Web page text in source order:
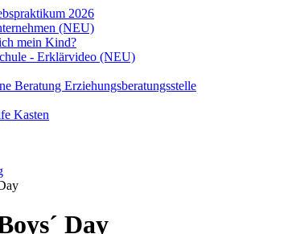
2026
(NEU)
mein Kind?
- Erklärvideo (NEU)
Beratung Erziehungsberatungsstelle
Kasten
Day